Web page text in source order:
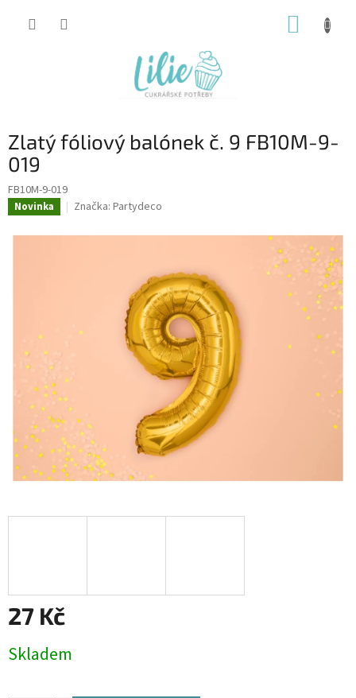
Zlatý fóliový balónek č. 9 FB10M-9-
019
FB10M-9-019
Novinka Značka: Partydeco
27 Kč
cena:
Skladem